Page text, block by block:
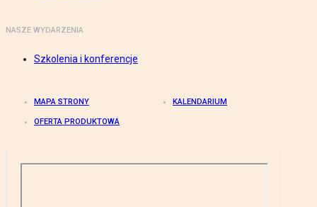
NASZE WYDARZENIA
Szkolenia i konferencje
MAPA STRONY KALENDARIUM
OFERTA PRODUKTOWA